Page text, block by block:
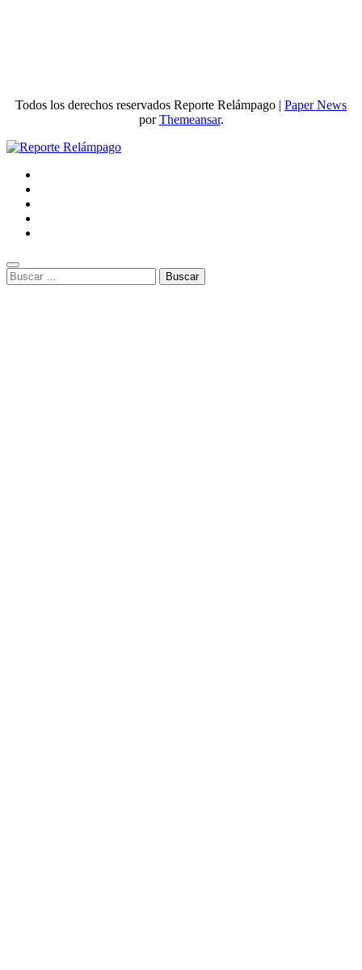
Todos los derechos reservados Reporte Relámpago | Paper News
porThemeansar.
Buscar: